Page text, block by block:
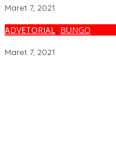
Maret 7, 2021
ADVETORIAL, BUNGO
Maret 7, 2021